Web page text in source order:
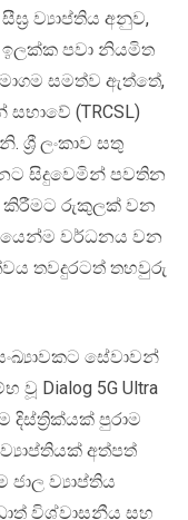
ව්‍යාප්තිය අනුව,
ඉලක්ක පවා නියමිත
සමත්ව ඇත්තේ,
(TRCSL)
ලංකාව සතු
සිදුවෙමින් පවතින
කිරීමට රුකුලක් වන
වර්ධනය වන
තවදුරටත් තහවුරු
සේවාවන්
Dialog 5G Ultra
දිස්ත්‍රික්යක් පුරාම
අත්පත්
ව්‍යාප්තිය
විශ්වාසනීය සහ